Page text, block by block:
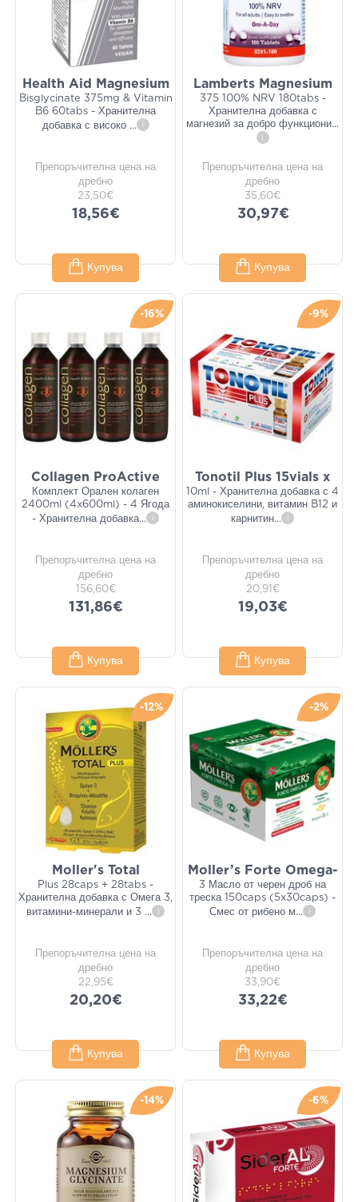
Health Aid Magnesium
Bisglycinate 375mg & Vitamin
B6 60tabs - Хранителна
добавка с високо ... i
Препоръчителна цена на
дребно
23,50€
18,56€
Купува
Lamberts Magnesium
375 100% NRV 180tabs -
Хранителна добавка с
магнезий за добро функциони...
i
Препоръчителна цена на
дребно
35,60€
30,97€
Купува
-16%
Collagen ProActive
Комплект Орален колаген
2400ml (4x600ml) - 4 Ягода
- Хранителна добавка... i
Препоръчителна цена на
дребно
156,60€
131,86€
Купува
-9%
Tonotil Plus 15vials x
10ml - Хранителна добавка с 4
аминокиселини, витамин B12 и
карнитин... i
Препоръчителна цена на
дребно
20,91€
19,03€
Купува
-12%
Moller's Total
Plus 28caps + 28tabs -
Хранителна добавка с Омега 3,
витамини-минерали и 3 ... i
Препоръчителна цена на
дребно
22,95€
20,20€
Купува
-2%
Moller’s Forte Omega-
3 Масло от черен дроб на
треска 150caps (5x30caps) -
Смес от рибено м... i
Препоръчителна цена на
дребно
33,90€
33,22€
Купува
-14% -6%